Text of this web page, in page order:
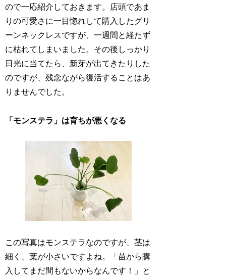
ので一応紹介しておきます。店頭であま
りの可愛さに一目惚れして購入したグリ
ーンネックレスですが、一週間と経たず
に枯れてしまいました。その後しっかり
日光に当てたら、新芽が出てきたりした
のですが、残念ながら復活することはあ
りませんでした。
「モンステラ」は育ちが悪くなる
この写真はモンステラなのですが、茎は
細く、葉が小さいですよね。「苗から購
入してまだ間もないからなんです！」と